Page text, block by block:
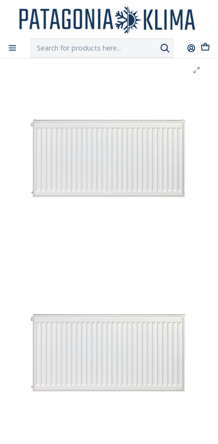
Chilexpress
Home Calefacción Central
Radiador Calefaccion Central Doble 300 x 2400 (3.113 Kcal)